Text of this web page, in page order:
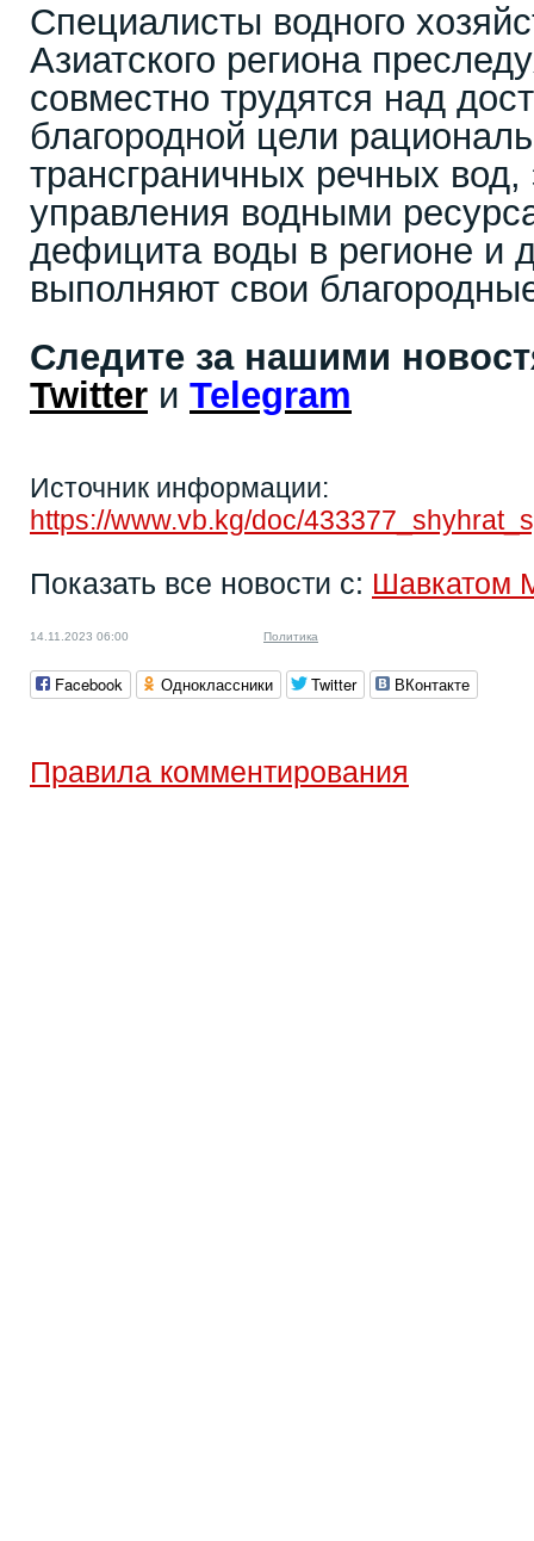
Специалисты водного
Азиатского региона
совместно трудятся над
благородной цели
трансграничных речных
управления водными
дефицита воды в регионе и
выполняют свои
Следите за нашими
Twitter и Telegram
Источник информации:
https://www.vb.kg/doc/
Показать все новости с: Шавкатом
14.11.2023 06:00 Политика
Facebook Одноклассники Twitter ВКонтакте
Правила комментирования